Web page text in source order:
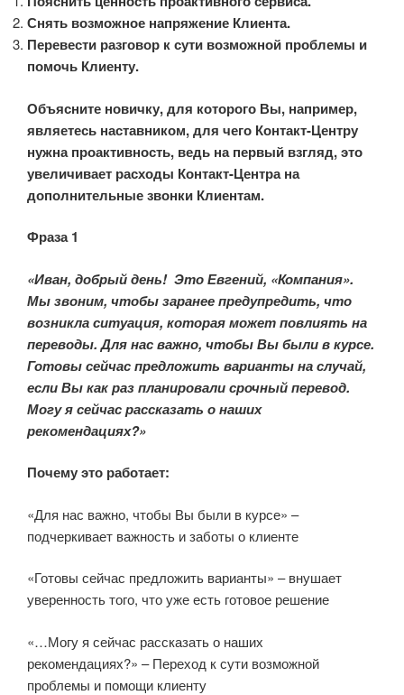
Снять возможное напряжение Клиента.
Перевести разговор к сути возможной проблемы и
помочь Клиенту.
Объясните новичку, для которого Вы, например,
являетесь наставником, для чего Контакт-Центру
нужна проактивность, ведь на первый взгляд, это
увеличивает расходы Контакт-Центра на
дополнительные звонки Клиентам.
Фраза 1
«Иван, добрый день! Это Евгений, «Компания».
Мы звоним, чтобы заранее предупредить, что
возникла ситуация, которая может повлиять на
переводы. Для нас важно, чтобы Вы были в курсе.
Готовы сейчас предложить варианты на случай,
если Вы как раз планировали срочный перевод.
Могу я сейчас рассказать о наших
рекомендациях?»
Почему это работает:
«Для нас важно, чтобы Вы были в курсе» –
подчеркивает важность и заботы о клиенте
«Готовы сейчас предложить варианты» – внушает
уверенность того, что уже есть готовое решение
«…Могу я сейчас рассказать о наших
рекомендациях?» – Переход к сути возможной
проблемы и помощи клиенту